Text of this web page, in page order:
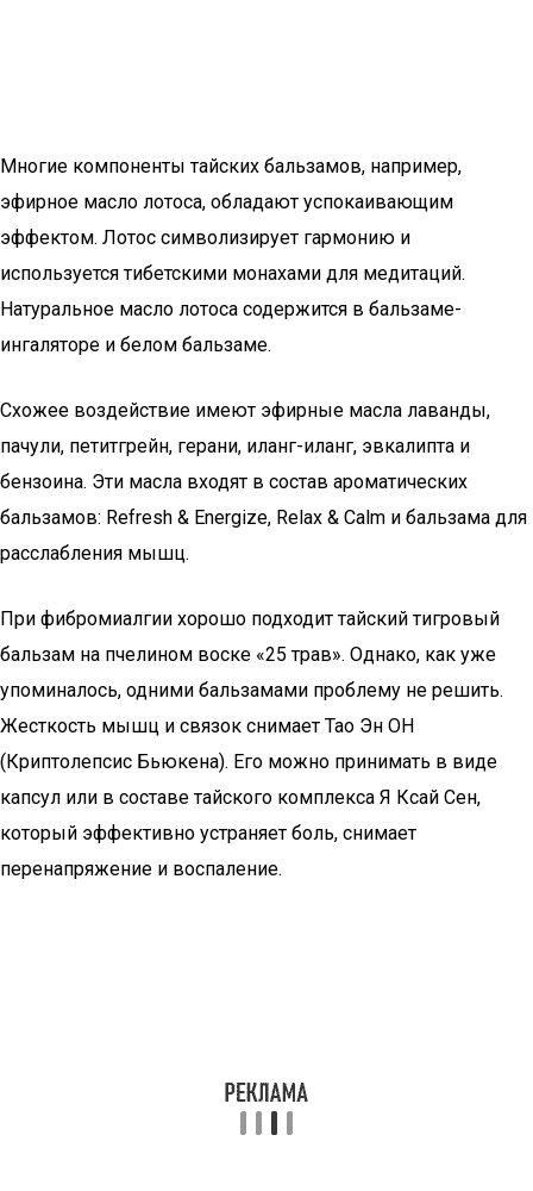
Многие компоненты тайских бальзамов, например,
эфирное масло лотоса, обладают успокаивающим
эффектом. Лотос символизирует гармонию и
используется тибетскими монахами для медитаций.
Натуральное масло лотоса содержится в бальзаме-
ингаляторе и белом бальзаме.
Схожее воздействие имеют эфирные масла лаванды,
пачули, петитгрейн, герани, иланг-иланг, эвкалипта и
бензоина. Эти масла входят в состав ароматических
бальзамов: Refresh & Energize, Relax & Calm и бальзама для
расслабления мышц.
При фибромиалгии хорошо подходит тайский тигровый
бальзам на пчелином воске «25 трав». Однако, как уже
упоминалось, одними бальзамами проблему не решить.
Жесткость мышц и связок снимает Тао Эн ОН
(Криптолепсис Бьюкена). Его можно принимать в виде
капсул или в составе тайского комплекса Я Ксай Сен,
который эффективно устраняет боль, снимает
перенапряжение и воспаление.